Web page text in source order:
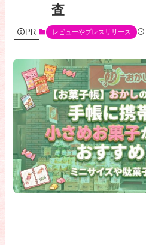
査
PR レビューやプレスリリース